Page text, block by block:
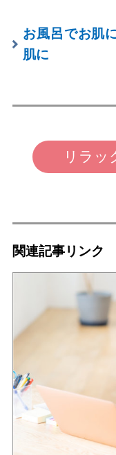
お風呂でお肌
肌に
リラッ
関連記事リンク